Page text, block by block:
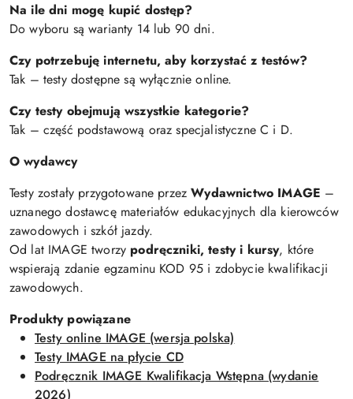
Na ile dni mogę kupić dostęp?
Do wyboru są warianty 14 lub 90 dni.
Czy potrzebuję internetu, aby korzystać z testów?
Tak – testy dostępne są wyłącznie online.
Czy testy obejmują wszystkie kategorie?
Tak – część podstawową oraz specjalistyczne C i D.
O wydawcy
Testy zostały przygotowane przezWydawnictwo IMAGE –
uznanego dostawcę materiałów edukacyjnych dla kierowców
zawodowych i szkół jazdy.
Od lat IMAGE tworzy podręczniki, testy i kursy, które
wspierają zdanie egzaminu KOD 95 i zdobycie kwalifikacji
zawodowych.
Produkty powiązane
Testy online IMAGE (wersja polska)
Testy IMAGE na płycie CD
Podręcznik IMAGE Kwalifikacja Wstępna (wydanie
2026)